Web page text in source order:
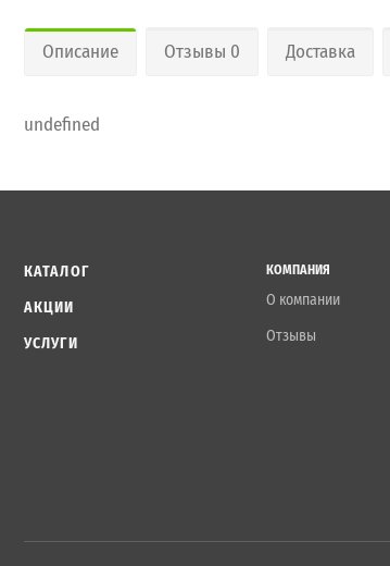
Описание Отзывы 0 Доставка
undefined
КАТАЛОГ
АКЦИИ
УСЛУГИ
КОМПАНИЯ
О компании
Отзывы